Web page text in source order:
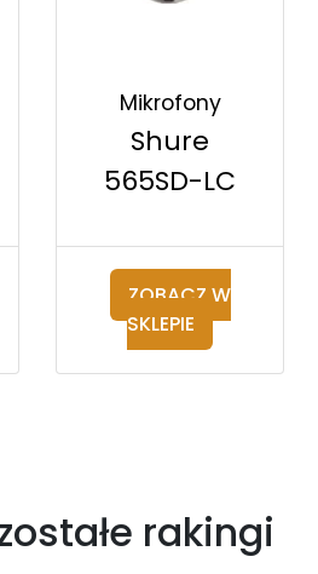
Mikrofony
Shure
565SD-LC
ZOBACZ W
SKLEPIE
rakingi